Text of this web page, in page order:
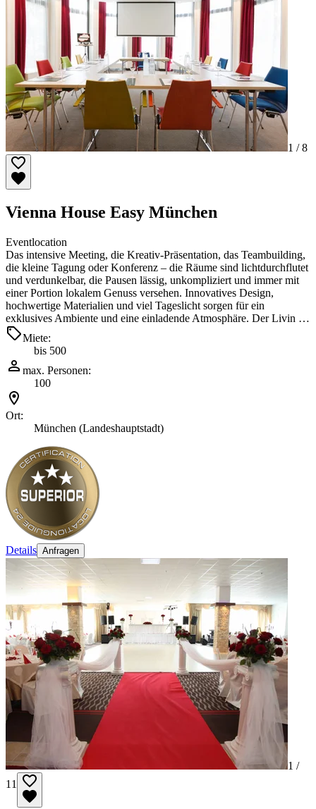
1 /8
Vienna House Easy München
Eventlocation
Das intensive Meeting, die Kreativ-Präsentation, das Teambuilding,
die kleine Tagung oder Konferenz – die Räume sind lichtdurchflutet
und verdunkelbar, die Pausen lässig, unkompliziert und immer mit
einer Portion lokalem Genuss versehen. Innovatives Design,
hochwertige Materialien und viel Tageslicht sorgen für ein
exklusives Ambiente und eine einladende Atmosphäre. Der Livin …
Miete:
bis 500
max. Personen:
100
Ort:
München (Landeshauptstadt)
Details Anfragen
1 /
11